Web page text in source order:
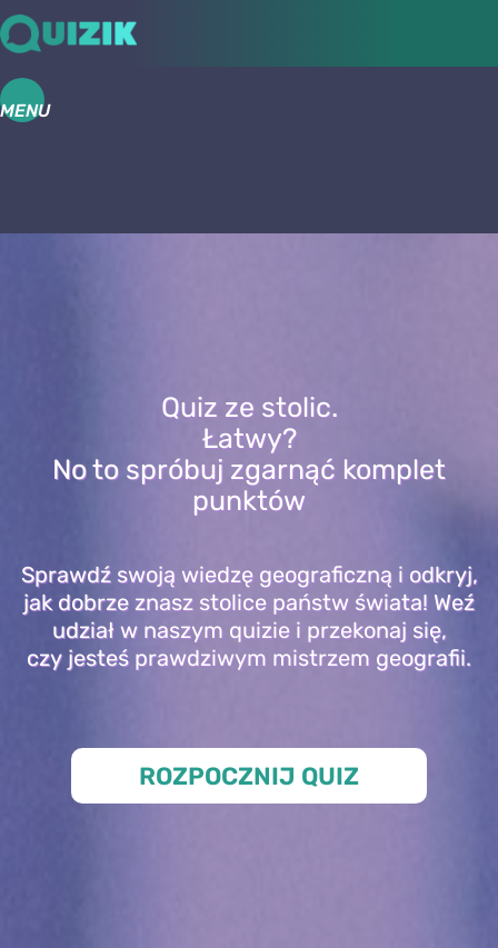
MENU
Quiz ze stolic.
Łatwy?
No to spróbuj zgarnąć komplet
punktów
Sprawdź swoją wiedzę geograficzną i odkryj,
jak dobrze znasz stolice państw świata! Weź
udział w naszym quizie i przekonaj się,
czy jesteś prawdziwym mistrzem geografii.
ROZPOCZNIJ QUIZ